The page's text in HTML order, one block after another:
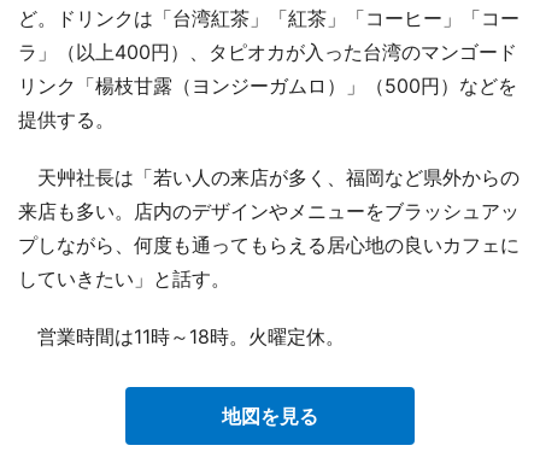
ど。ドリンクは「台湾紅茶」「紅茶」「コーヒー」「コー
ラ」（以上400円）、タピオカが入った台湾のマンゴード
リンク「楊枝甘露（ヨンジーガムロ）」（500円）などを
提供する。
天艸社長は「若い人の来店が多く、福岡など県外からの
来店も多い。店内のデザインやメニューをブラッシュアッ
プしながら、何度も通ってもらえる居心地の良いカフェに
していきたい」と話す。
営業時間は11時～18時。火曜定休。
地図を見る